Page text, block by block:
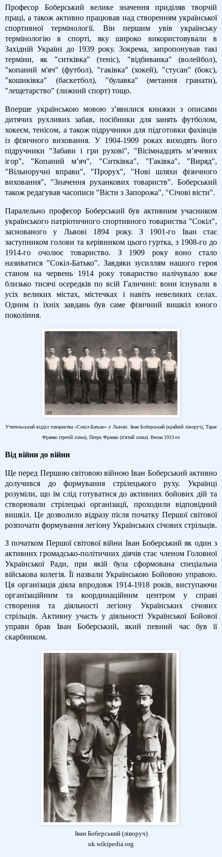
Професор Боберський велике значення приділяв творчій
праці, а також активно працював над створенням української
спортивної термінології. Він першим увів українську
термінологію в спорті, яку широко використовували в
Західній Україні до 1939 року. Зокрема, запропонував такі
терміни, як "ситківка" (теніс), "відбиванка" (волейбол),
"копаний м'яч" (футбол), "гаківка" (хокей), "стусан" (бокс),
"кошиківка" (баскетбол), "булавка" (метання гранати),
"лещетарство" (лижний спорт) тощо.
Вперше українською мовою з’явилися книжки з описами
дитячих рухливих забав, посібники для занять футболом,
хокеєм, тенісом, а також підручники для підготовки фахівців
із фізичного виховання. У 1904-1909 роках виходять його
підручники "Забави і гри рухові", "Вісімнадцять м’ячевих
ігор", "Копаний м’яч", "Ситківка", "Гаківка", "Виряд",
"Вільноручні вправи", "Прорух", "Нові шляхи фізичного
виховання", "Значення руханкових товариств". Боберський
також редагував часописи "Вісти з Запорожа", "Січові вісти".
Паралельно професор Боберський був активним учасником
українського патріотичного спортивного товариства "Сокіл",
заснованого у Львові 1894 року. З 1901-го Іван стає
заступником голови та керівником цього гуртка, з 1908-го до
1914-го очолює товариство. З 1909 року воно стало
називатися "Сокіл-Батько". Завдяки зусиллям нашого героя
станом на червень 1914 року товариство налічувало вже
близько тисячі осередків по всій Галичині: вони існували в
усіх великих містах, містечках і навіть невеликих селах.
Одним із їхніх завдань був саме фізичний вишкіл юного
покоління.
Учительський відділ товариства «Сокіл-Батько» у Львові. Іван Боберський (крайній ліворуч), Тарас
Франко (третій зліва), Петро Франко (п'ятий зліва). Весна 1913-го
Від війни до війни
Ще перед Першою світовою війною Іван Боберський активно
долучився до формування стрілецького руху. Українці
розуміли, що їм слід готуватися до активних бойових дій та
створювали стрілецькі організації, проходили відповідний
вишкіл. Це дозволило відразу після початку Першої світової
розпочати формування легіону Українських січових стрільців.
З початком Першої світової війни Іван Боберський як один з
активних громадсько-політичних діячів стає членом Головної
Української Ради, при якій була сформована спеціальна
військова колегія. Її назвали Українською Бойовою управою.
Ця організація діяла впродовж 1914-1918 років, виступаючи
організаційним та координаційним центром у справі
створення та діяльності легіону Українських січових
стрільців. Активну участь у діяльності Української Бойової
управи брав Іван Боберський, який певний час був її
скарбником.
Іван Боберський (ліворуч)
uk.wikipedia.org